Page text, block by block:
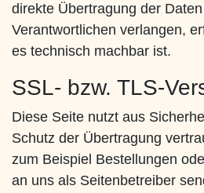
direkte Übertragung der
Verantwortlichen verlangen,
es technisch machbar ist.
SSL- bzw. TLS-
Diese Seite nutzt aus
Schutz der Übertragung
zum Beispiel Bestellungen
an uns als Seitenbetreiber